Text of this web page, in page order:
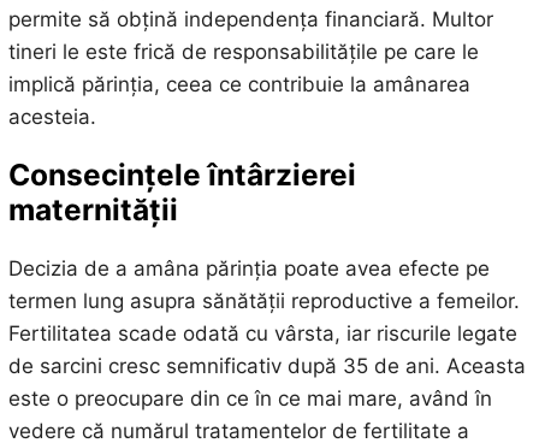
permite să obțină independența financiară. Multor
tineri le este frică de responsabilitățile pe care le
implică părinția, ceea ce contribuie la amânarea
acesteia.
Consecințele întârzierei
maternității
Decizia de a amâna părinția poate avea efecte pe
termen lung asupra sănătății reproductive a femeilor.
Fertilitatea scade odată cu vârsta, iar riscurile legate
de sarcini cresc semnificativ după 35 de ani. Aceasta
este o preocupare din ce în ce mai mare, având în
vedere că numărul tratamentelor de fertilitate a